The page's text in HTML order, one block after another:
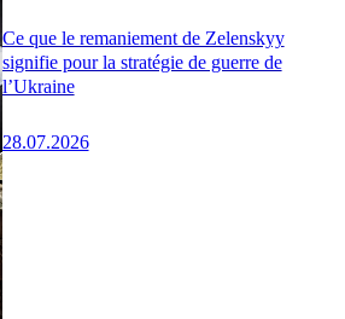
Ce que le remaniement de Zelenskyy
signifie pour la stratégie de guerre de
l’Ukraine
28.07.2026